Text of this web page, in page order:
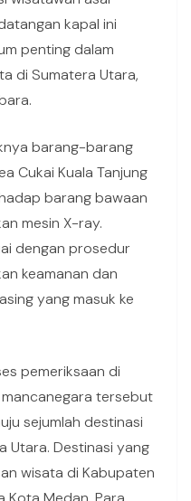
kapal ini
penting dalam
di Sumatera Utara,
barang-barang
Cukai Kuala Tanjung
barang bawaan
mesin X-ray.
dengan prosedur
keamanan dan
yang masuk ke
pemeriksaan di
tersebut
sejumlah destinasi
Utara. Destinasi yang
wisata di Kabupaten